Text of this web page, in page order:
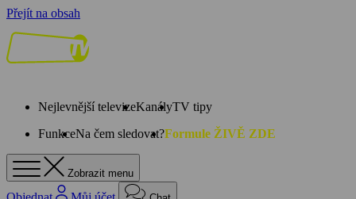
Přejít na obsah
Nejlevnější televizeKanályTV tipy
FunkceNa čem sledovat?Formule ŽIVĚ ZDE
Zobrazit menu